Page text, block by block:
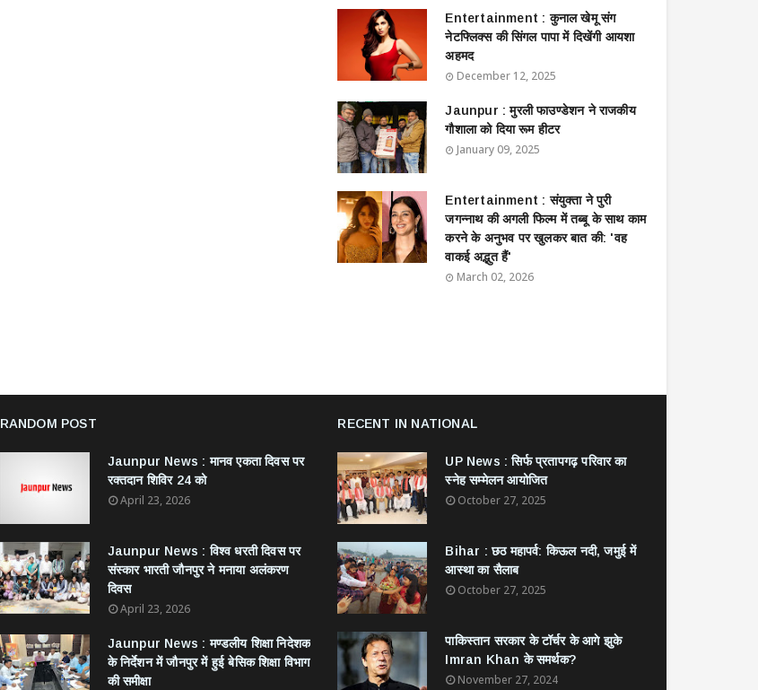
Entertainment : ​​​​कुनाल खेमू संग
नेटफ्लिक्स की सिंगल पापा में दिखेंगी आयशा
अहमद
December 12, 2025
Jaunpur : ​मुरली फाउण्डेशन ने राजकीय
गौशाला को दिया रूम हीटर
January 09, 2025
Entertainment : ​संयुक्ता ने पुरी
जगन्नाथ की अगली फिल्म में तब्बू के साथ काम
करने के अनुभव पर खुलकर बात की: 'वह
वाकई अद्भुत हैं'
March 02, 2026
RANDOM POST
Jaunpur News : ​मानव एकता दिवस पर
रक्तदान शिविर 24 को
April 23, 2026
Jaunpur News : विश्व धरती दिवस पर
संस्कार भारती जौनपुर ने मनाया अलंकरण
दिवस
April 23, 2026
Jaunpur News : ​मण्डलीय शिक्षा निदेशक
के निर्देशन में जौनपुर में हुई बेसिक शिक्षा विभाग
की समीक्षा
RECENT IN NATIONAL
UP News : सिर्फ प्रतापगढ़ परिवार का
स्नेह सम्मेलन आयोजित
October 27, 2025
Bihar : छठ महापर्व: किऊल नदी, जमुई में
आस्था का सैलाब
October 27, 2025
​पाकिस्तान सरकार के टॉर्चर के आगे झुके
Imran Khan के समर्थक?
November 27, 2024